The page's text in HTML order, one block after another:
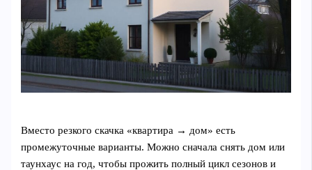
Вместо резкого скачка «квартира → дом» есть
промежуточные варианты. Можно сначала снять дом или
таунхаус на год, чтобы прожить полный цикл сезонов и